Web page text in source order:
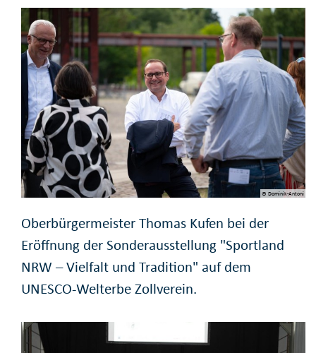
© Dominik-Antoni
Oberbürgermeister Thomas Kufen bei der
Eröffnung der Sonderausstellung "Sportland
NRW – Vielfalt und Tradition" auf dem
UNESCO-Welterbe Zollverein.